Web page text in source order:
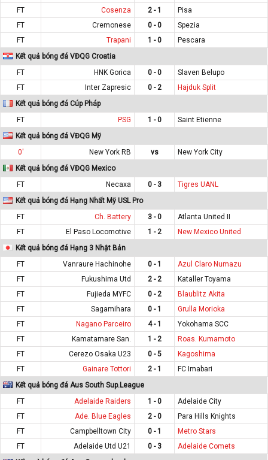
FT
Cosenza 2 - 1
Pisa
FT
Cremonese 0 - 0
Spezia
FT
Trapani 1 - 0
Pescara
Kết quả bóng đá VĐQG Croatia
FT
HNK Gorica 0 - 0
Slaven Belupo
FT
Inter Zapresic 0 - 2
Hajduk Split
Kết quả bóng đá Cúp Pháp
FT
PSG 1 - 0
Saint Etienne
Kết quả bóng đá VĐQG Mỹ
0'
New York RB vs
New York City
Kết quả bóng đá VĐQG Mexico
FT
Necaxa 0 - 3
Tigres UANL
Kết quả bóng đá Hạng Nhất Mỹ USL Pro
FT
Ch. Battery 3 - 0
Atlanta United II
FT
El Paso Locomotive 1 - 2
New Mexico United
Kết quả bóng đá Hạng 3 Nhật Bản
FT
Vanraure Hachinohe 0 - 1
Azul Claro Numazu
FT
Fukushima Utd 2 - 2
Kataller Toyama
FT
Fujieda MYFC 0 - 2
Blaublitz Akita
FT
Sagamihara 0 - 1
Grulla Morioka
FT
Nagano Parceiro 4 - 1
Yokohama SCC
FT
Kamatamare San. 1 - 2
Roas. Kumamoto
FT
Cerezo Osaka U23 0 - 5
Kagoshima
FT
Gainare Tottori 2 - 1
FC Imabari
Kết quả bóng đá Aus South Sup.League
FT
Adelaide Raiders 1 - 0
Adelaide City
FT
Ade. Blue Eagles 2 - 0
Para Hills Knights
FT
Campbelltown City 0 - 1
Metro Stars
FT
Adelaide Utd U21 0 - 3
Adelaide Comets